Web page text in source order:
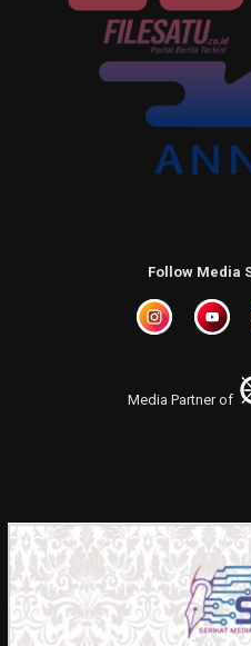
Follow Media
Media Partner of